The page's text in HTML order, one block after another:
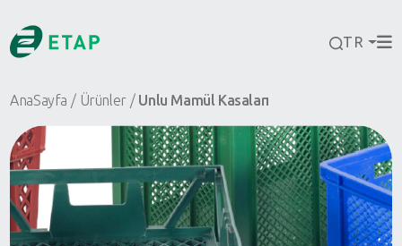
TR
AnaSayfa Ürünler Unlu Mamül Kasaları